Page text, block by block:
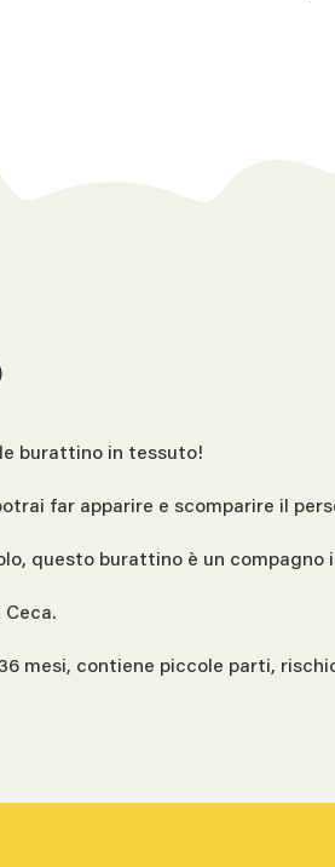
burattino in tessuto!
far apparire e scomparire il
questo burattino è un compagno
Ceca.
mesi, contiene piccole parti,